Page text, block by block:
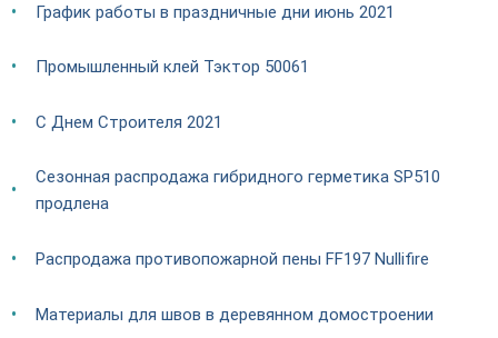
График работы в праздничные дни июнь 2021
Промышленный клей Тэктор 50061
С Днем Строителя 2021
Сезонная распродажа гибридного герметика SP510
продлена
Распродажа противопожарной пены FF197 Nullifire
Материалы для швов в деревянном домостроении